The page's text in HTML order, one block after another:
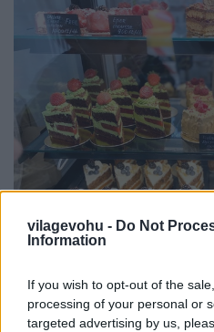
vilagevohu - Do Not
Information
If you wish to opt-out of the
processing of your personal or
targeted advertising by us,
Budapest rejtett
kézműves